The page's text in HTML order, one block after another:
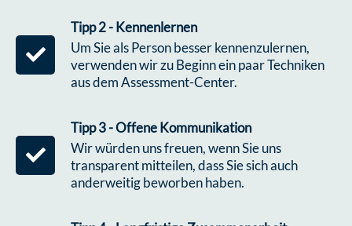
Tipp 2 - Kennenlernen
Um Sie als Person besser kennenzulernen,
verwenden wir zu Beginn ein paar Techniken
aus dem Assessment-Center.
Tipp 3 - Offene Kommunikation
Wir würden uns freuen, wenn Sie uns
transparent mitteilen, dass Sie sich auch
anderweitig beworben haben.